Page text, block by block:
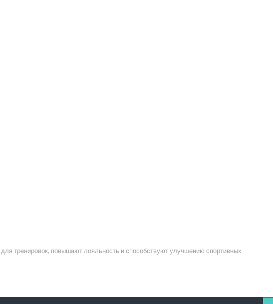
тренировок, повышают лояльность и способствуют улучшению спортивных